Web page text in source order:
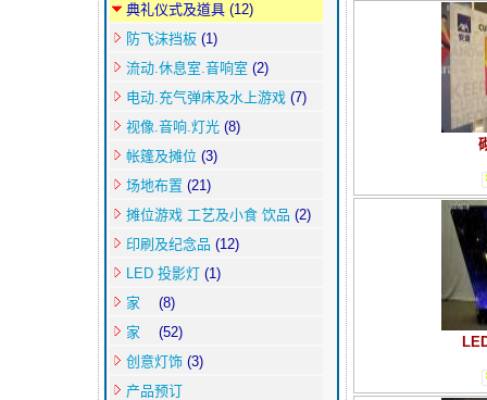
典礼仪式及道具 (12)
防飞沫挡板 (1)
流动.休息室.音响室 (2)
电动.充气弹床及水上游戏 (7)
视像.音响.灯光 (8)
帐篷及摊位 (3)
场地布置 (21)
摊位游戏 工艺及小食 饮品 (2)
印刷及纪念品 (12)
LED 投影灯 (1)
家
(8)
家
(52)
创意灯饰 (3)
产品预订